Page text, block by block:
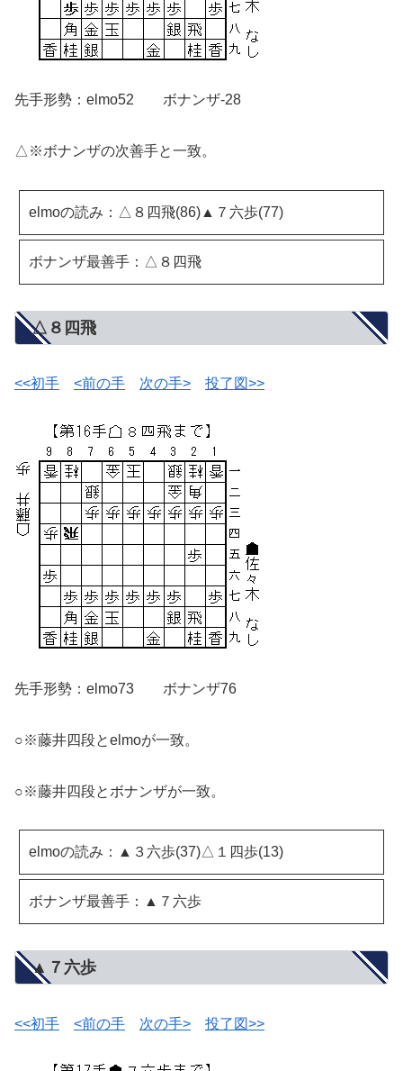
先手形勢：elmo52 ボナンザ-28
△※ボナンザの次善手と一致。
elmoの読み：△８四飛(86)▲７六歩(77)
ボナンザ最善手：△８四飛
△８四飛
<<初手 <前の手 次の手> 投了図>>
先手形勢：elmo73 ボナンザ76
○※藤井四段とelmoが一致。
○※藤井四段とボナンザが一致。
elmoの読み：▲３六歩(37)△１四歩(13)
ボナンザ最善手：▲７六歩
▲７六歩
<<初手 <前の手 次の手> 投了図>>